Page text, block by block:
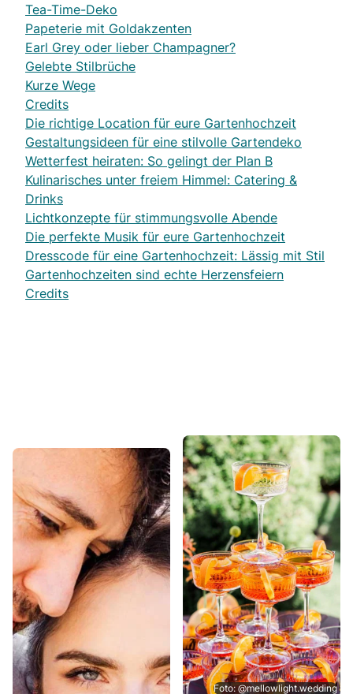
Tea-Time-Deko
Papeterie mit Goldakzenten
Earl Grey oder lieber Champagner?
Gelebte Stilbrüche
Kurze Wege
Credits
Die richtige Location für eure Gartenhochzeit
Gestaltungsideen für eine stilvolle Gartendeko
Wetterfest heiraten: So gelingt der Plan B
Kulinarisches unter freiem Himmel: Catering &
Drinks
Lichtkonzepte für stimmungsvolle Abende
Die perfekte Musik für eure Gartenhochzeit
Dresscode für eine Gartenhochzeit: Lässig mit Stil
Gartenhochzeiten sind echte Herzensfeiern
Credits
Foto: @mellowlight.wedding